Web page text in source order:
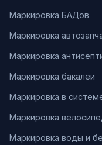
Маркировка БАДов
Маркировка
Маркировка
Маркировка бакалеи
Маркировка в
Маркировка
Маркировка воды и